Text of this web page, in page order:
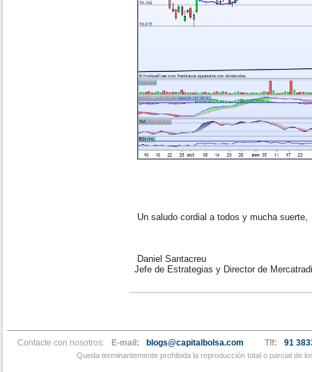
Un saludo cordial a todos y mucha suerte,
Daniel Santacreu
Jefe de Estrategias y Director de
Contacte con nosotros: E-mail: blogs@capitalbolsa.com Tlf: 91
Queda terminantemente prohibida la reproducción total o parcial de